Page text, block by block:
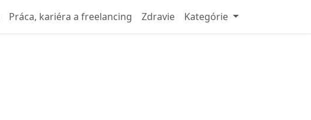
Práca, kariéra a freelancing Zdravie Kategórie